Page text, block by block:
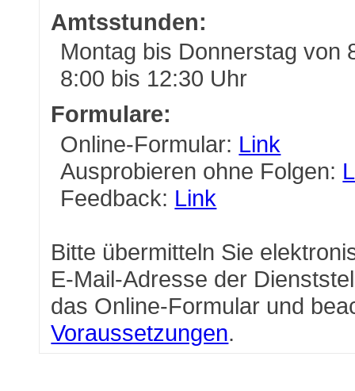
Amtsstunden:
Montag bis Donnerstag von
8:00 bis 12:30 Uhr
Formulare:
Online-Formular: Link
Ausprobieren ohne Folgen:
Feedback: Link
Bitte übermitteln Sie
E-Mail-Adresse der
das Online-Formular und
Voraussetzungen.